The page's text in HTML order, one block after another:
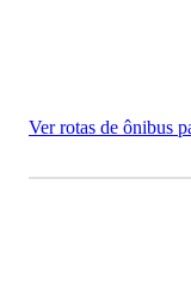
Ver rotas de ônibus